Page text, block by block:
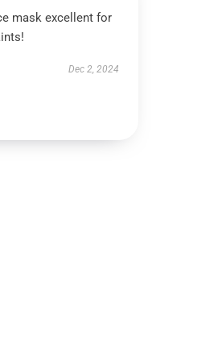
mask excellent for
Dec 2, 2024